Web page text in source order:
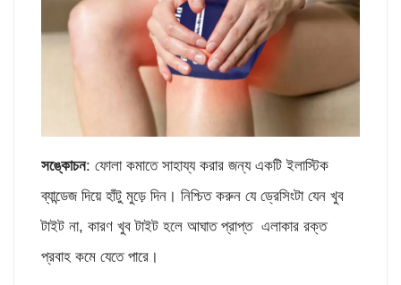
সঙ্কোচন: ফোলা কমাতে সাহায্য করার জন্য একটি ইলাস্টিক
ব্যান্ডেজ দিয়ে হাঁটু মুড়ে দিন। নিশ্চিত করুন যে ড্রেসিংটা যেন খুব
টাইট না, কারণ খুব টাইট হলে আঘাত প্রাপ্ত এলাকার রক্ত ​​
প্রবাহ কমে যেতে পারে।